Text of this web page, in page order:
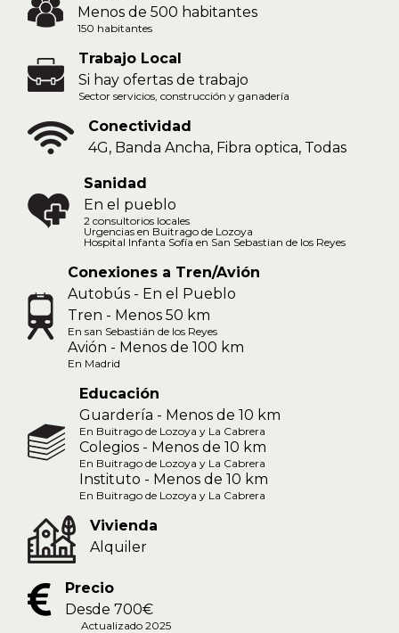
Menos de 500 habitantes
150 habitantes
Trabajo Local
Si hay ofertas de trabajo
Sector servicios, construcción y ganadería
Conectividad
4G, Banda Ancha, Fibra optica, Todas
Sanidad
En el pueblo
2 consultorios locales
Urgencias en Buitrago de Lozoya
Hospital Infanta Sofía en San Sebastian de los Reyes
Conexiones a Tren/Avión
Autobús - En el Pueblo
Tren - Menos 50 km
En san Sebastián de los Reyes
Avión - Menos de 100 km
En Madrid
Educación
Guardería - Menos de 10 km
En Buitrago de Lozoya y La Cabrera
Colegios - Menos de 10 km
En Buitrago de Lozoya y La Cabrera
Instituto - Menos de 10 km
En Buitrago de Lozoya y La Cabrera
Vivienda
Alquiler
Precio
Desde 700€
Actualizado 2025